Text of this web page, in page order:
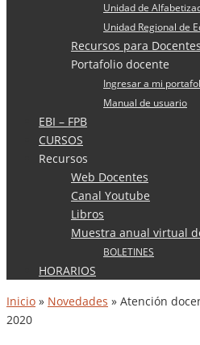
Unidad de
Unidad Regional de
Recursos para Docentes
Portafolio docente
Ingresar a mi
Manual de usuario
EBI – FPB
CURSOS
Recursos
Web Docentes
Canal Youtube
Libros
Muestra anual virtual
BOLETINES
HORARIOS
Inicio » Novedades » Atención
2020